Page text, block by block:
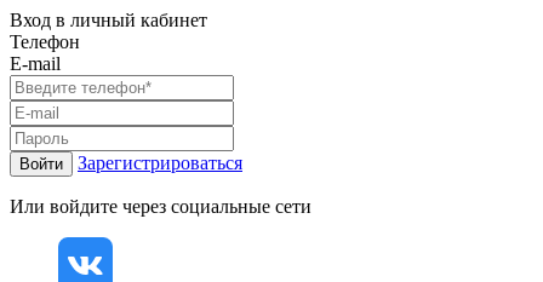
Вход в личный кабинет
Телефон
E-mail
Войти Зарегистрироваться
Или войдите через социальные сети